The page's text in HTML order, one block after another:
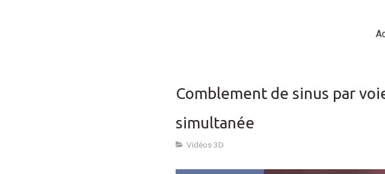
Comblement de sinus par
simultanée
Vidéos 3D